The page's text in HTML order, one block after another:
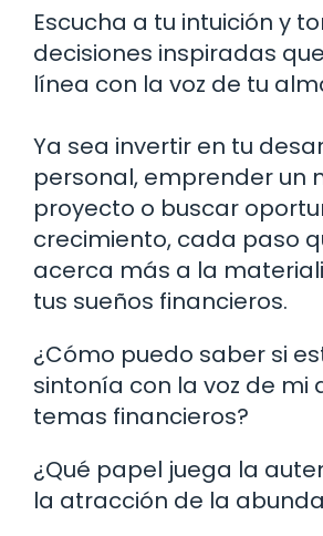
Escucha a tu intuición y
decisiones inspiradas
línea con la voz de tu
Ya sea invertir en tu
personal, emprender un
proyecto o buscar
crecimiento, cada paso
acerca más a la
tus sueños financieros.
¿Cómo puedo saber si
sintonía con la voz de mi
temas financieros?
¿Qué papel juega la
la atracción de la